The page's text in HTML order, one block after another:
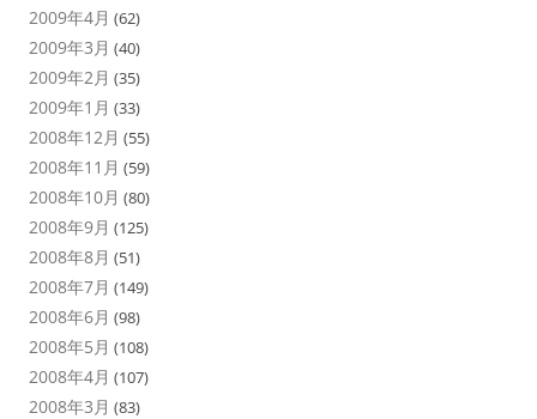
2009年4月 (62)
2009年3月 (40)
2009年2月 (35)
2009年1月 (33)
2008年12月 (55)
2008年11月 (59)
2008年10月 (80)
2008年9月 (125)
2008年8月 (51)
2008年7月 (149)
2008年6月 (98)
2008年5月 (108)
2008年4月 (107)
2008年3月 (83)